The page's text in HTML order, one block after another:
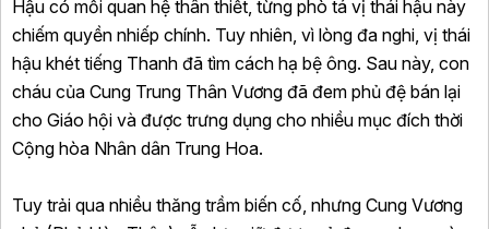
Hậu có mối quan hệ thân thiết, từng phò tá vị thái hậu này
chiếm quyền nhiếp chính. Tuy nhiên, vì lòng đa nghi, vị thái
hậu khét tiếng Thanh đã tìm cách hạ bệ ông. Sau này, con
cháu của Cung Trung Thân Vương đã đem phủ đệ bán lại
cho Giáo hội và được trưng dụng cho nhiều mục đích thời
Cộng hòa Nhân dân Trung Hoa.
Tuy trải qua nhiều thăng trầm biến cố, nhưng Cung Vương